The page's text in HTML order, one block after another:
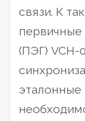
связи. К
первичные
(ПЭГ) VCH-
эталонные